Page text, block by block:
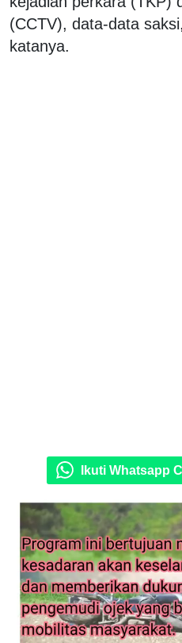
(CCTV), data-data
katanya.
Ikuti Whatsapp